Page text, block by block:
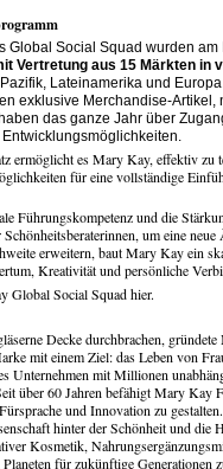
Global Social Squad wurden am
Vertretung aus 15 Märkten in
Lateinamerika und Europa.
exklusive Merchandise-Artikel,
das ganze Jahr über
ermöglicht es Mary Kay, effektiv zu
für eine vollständige
Führungskompetenz und die
um eine
erweitern, baut Mary Kay ein
Kreativität und persönliche
Global Social Squad hier.
Decke durchbrachen,
mit einem Ziel: das Leben von
Unternehmen mit Millionen
über 60 Jahren befähigt Mary Kay
und Innovation zu
hinter der Schönheit und die
Kosmetik,
für zukünftige Generationen